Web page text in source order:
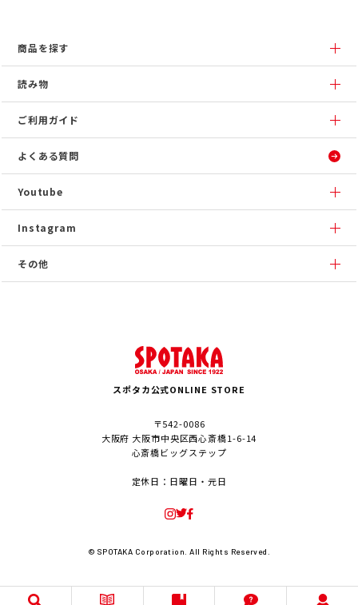
商品を探す
読み物
ご利用ガイド
よくある質問
Youtube
Instagram
その他
スポタカ公式ONLINE STORE
〒542-0086
大阪府 大阪市中央区西心斎橋1-6-14
心斎橋ビッグステップ
定休日：日曜日・元日
© SPOTAKA Corporation. All Rights Reserved.